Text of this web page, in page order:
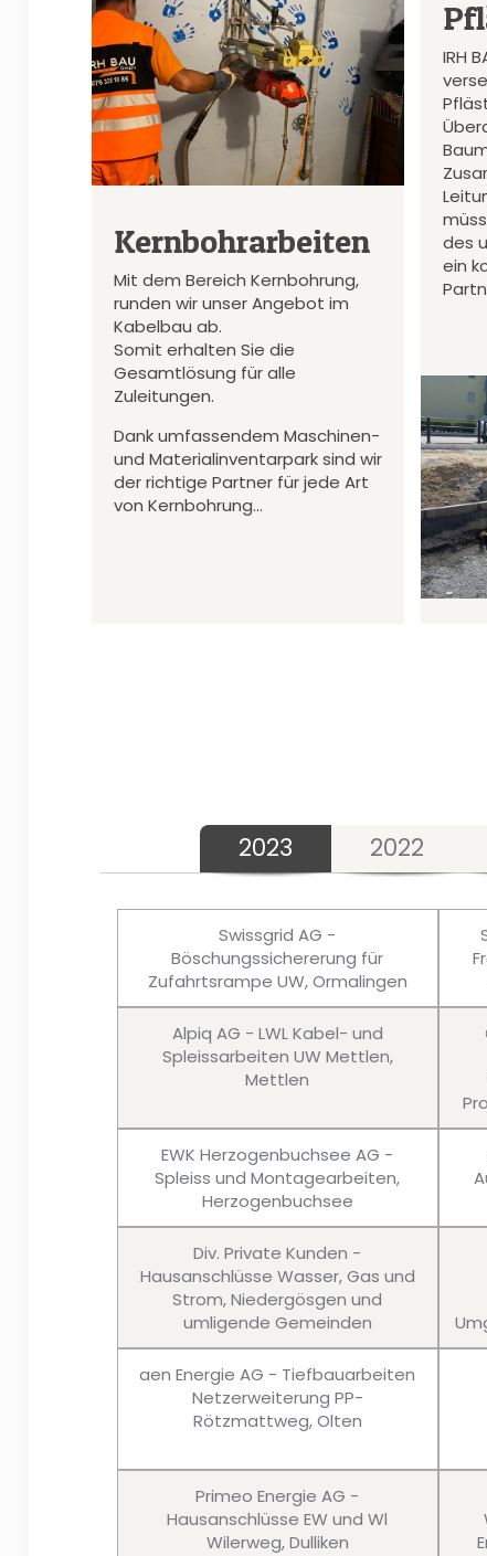
Kernbohrarbeiten
Mit dem Bereich Kernbohrung,
runden wir unser Angebot im
Kabelbau ab.
Somit erhalten Sie die
Gesamtlösung für alle
Zuleitungen.
Dank umfassendem Maschinen-
und Materialinventarpark sind wir
der richtige Partner für jede Art
von Kernbohrung…
IRH
des
ein
2023 2022
Swissgrid AG -
Böschungssichererung für
Zufahrtsrampe UW, Ormalingen
Alpiq AG - LWL Kabel- und
Spleissarbeiten UW Mettlen,
Mettlen
EWK Herzogenbuchsee AG -
Spleiss und Montagearbeiten,
Herzogenbuchsee
Div. Private Kunden -
Hausanschlüsse Wasser, Gas und
Strom, Niedergösgen und
umligende Gemeinden
aen Energie AG - Tiefbauarbeiten
Netzerweiterung PP-
Rötzmattweg, Olten
Primeo Energie AG -
Hausanschlüsse EW und Wl
Wilerweg, Dulliken